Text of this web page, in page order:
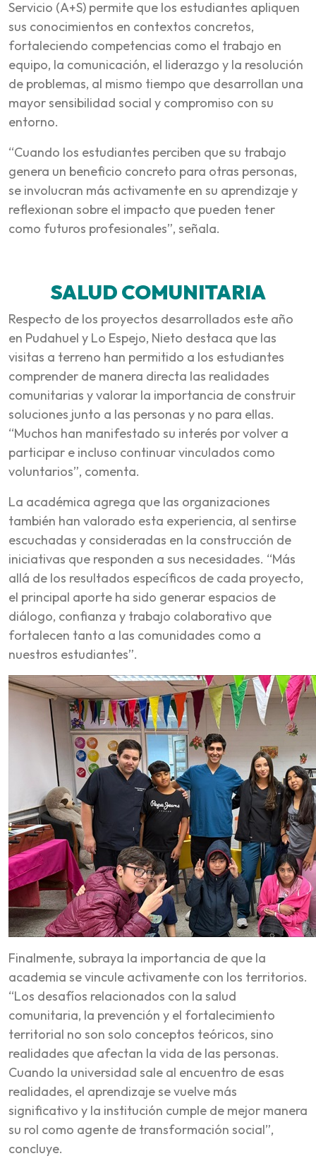
Servicio (A+S) permite que los estudiantes apliquen
sus conocimientos en contextos concretos,
fortaleciendo competencias como el trabajo en
equipo, la comunicación, el liderazgo y la resolución
de problemas, al mismo tiempo que desarrollan una
mayor sensibilidad social y compromiso con su
entorno.
“Cuando los estudiantes perciben que su trabajo
genera un beneficio concreto para otras personas,
se involucran más activamente en su aprendizaje y
reflexionan sobre el impacto que pueden tener
como futuros profesionales”, señala.
SALUD COMUNITARIA
Respecto de los proyectos desarrollados este año
en Pudahuel y Lo Espejo, Nieto destaca que las
visitas a terreno han permitido a los estudiantes
comprender de manera directa las realidades
comunitarias y valorar la importancia de construir
soluciones junto a las personas y no para ellas.
“Muchos han manifestado su interés por volver a
participar e incluso continuar vinculados como
voluntarios”, comenta.
La académica agrega que las organizaciones
también han valorado esta experiencia, al sentirse
escuchadas y consideradas en la construcción de
iniciativas que responden a sus necesidades. “Más
allá de los resultados específicos de cada proyecto,
el principal aporte ha sido generar espacios de
diálogo, confianza y trabajo colaborativo que
fortalecen tanto a las comunidades como a
nuestros estudiantes”.
Finalmente, subraya la importancia de que la
academia se vincule activamente con los territorios.
“Los desafíos relacionados con la salud
comunitaria, la prevención y el fortalecimiento
territorial no son solo conceptos teóricos, sino
realidades que afectan la vida de las personas.
Cuando la universidad sale al encuentro de esas
realidades, el aprendizaje se vuelve más
significativo y la institución cumple de mejor manera
su rol como agente de transformación social”,
concluye.